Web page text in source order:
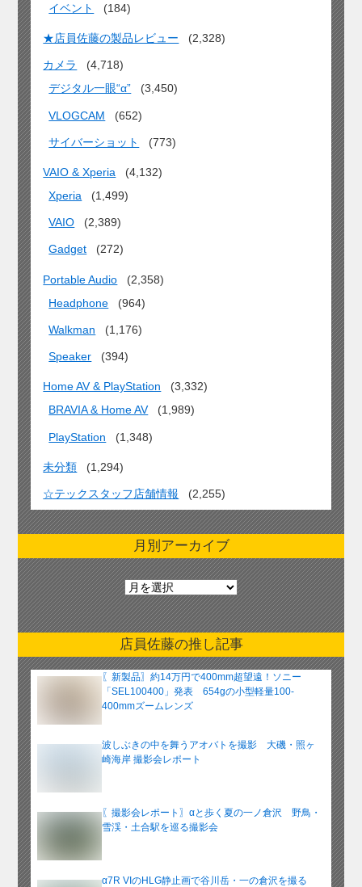
イベント (184)
★店員佐藤の製品レビュー (2,328)
カメラ
(4,718)
デジタル一眼“α”
(3,450)
VLOGCAM (652)
サイバーショット (773)
VAIO & Xperia
(4,132)
Xperia
(1,499)
VAIO (2,389)
Gadget (272)
Portable Audio
(2,358)
Headphone
(964)
Walkman (1,176)
Speaker (394)
Home AV & PlayStation
(3,332)
BRAVIA & Home AV
(1,989)
PlayStation (1,348)
未分類 (1,294)
☆テックスタッフ店舗情報 (2,255)
月別アーカイブ
月
別
ア
ー
カ
イ
ブ
店員佐藤の推し記事
〖新製品〗約14万円で400mm超望遠！ソニー
「SEL100400」発表 654gの小型軽量100-
400mmズームレンズ
波しぶきの中を舞うアオバトを撮影 大磯・照ヶ
崎海岸 撮影会レポート
〖撮影会レポート〗αと歩く夏の一ノ倉沢 野鳥・
雪渓・土合駅を巡る撮影会
α7R VIのHLG静止画で谷川岳・一の倉沢を撮る